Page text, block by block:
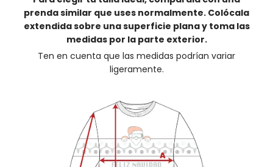
prenda similar que uses normalmente. Colócala
extendida sobre una superficie plana y toma las
medidas por la parte exterior.
Ten en cuenta que las medidas podrían variar
ligeramente.